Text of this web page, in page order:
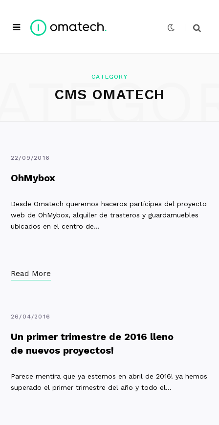
CATEGORY
CMS OMATECH
22/09/2016
OhMybox
Desde Omatech queremos haceros partícipes del proyecto
web de OhMybox, alquiler de trasteros y guardamuebles
ubicados en el centro de…
Read More
26/04/2016
Un primer trimestre de 2016 lleno
de nuevos proyectos!
Parece mentira que ya estemos en abril de 2016! ya hemos
superado el primer trimestre del año y todo el…